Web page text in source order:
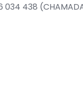
438 (CHAMADA